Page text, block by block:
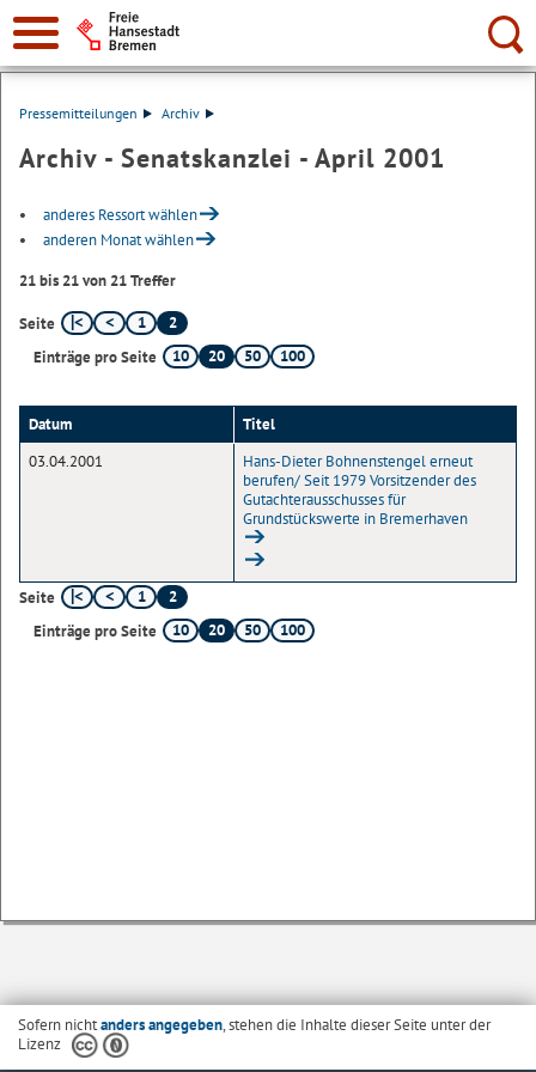
Suche:
Pressemitteilungen Archiv
Archiv - Senatskanzlei - April 2001
anderes Ressort wählen
anderen Monat wählen
21 bis 21 von 21 Treffer
Seite 1
2
Einträge pro Seite
10 20 50 100
Datum
Titel
03.04.2001
Hans-Dieter Bohnenstengel erneut
berufen/ Seit 1979 Vorsitzender des
Gutachterausschusses für
Grundstückswerte in Bremerhaven
Seite 1
2
Einträge pro Seite
10 20 50 100
Sofern nichtanders angegeben, stehen die Inhalte dieser Seite unter der
Lizenz